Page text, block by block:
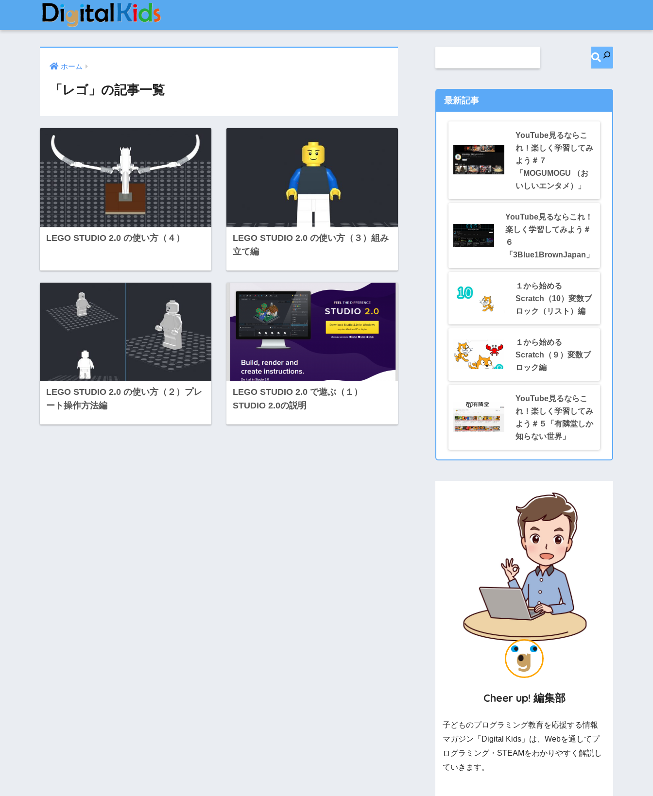
ホーム
「レゴ」の記事一覧
LEGO STUDIO 2.0 の使い方（４）
LEGO STUDIO 2.0 の使い方（３）組み
立て編
LEGO STUDIO 2.0 の使い方（２）プレ
ート操作方法編
LEGO STUDIO 2.0 で遊ぶ（１）
STUDIO 2.0の説明
最新記事
YouTube見るならこ
れ！楽しく学習してみ
よう＃７
「MOGUMOGU （お
いしいエンタメ）」
YouTube見るならこれ！
楽しく学習してみよう＃
６
「3Blue1BrownJapan」
１から始める
Scratch（10）変数ブ
ロック（リスト）編
１から始める
Scratch（９）変数ブ
ロック編
YouTube見るならこ
れ！楽しく学習してみ
よう＃５「有隣堂しか
知らない世界」
Cheer up! 編集部
子どものプログラミング教育を応援する情報
マガジン「Digital Kids」は、Webを通してプ
ログラミング・STEAMをわかりやすく解説し
ていきます。